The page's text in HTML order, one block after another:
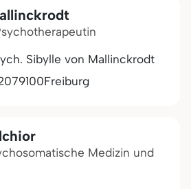
Sibylle von Mallinckrodt
79100Freiburg
Medizin und